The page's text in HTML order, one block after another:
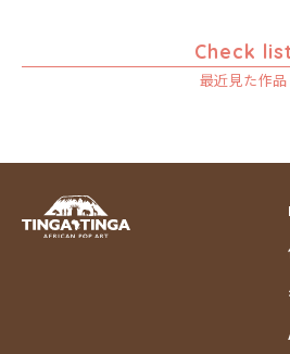
Check
最近見た作品